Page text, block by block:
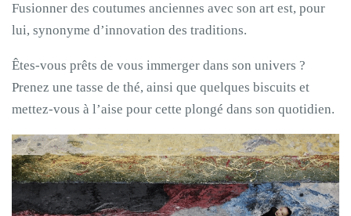
Fusionner des coutumes anciennes avec son art est, pour
lui, synonyme d’innovation des traditions.
Êtes-vous prêts de vous immerger dans son univers ?
Prenez une tasse de thé, ainsi que quelques biscuits et
mettez-vous à l’aise pour cette plongé dans son quotidien.